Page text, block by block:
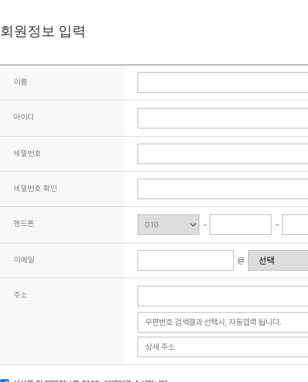
회원정보 입력
이름
아이디
비밀번호
비밀번호 확인
핸드폰
이메일 @
주소